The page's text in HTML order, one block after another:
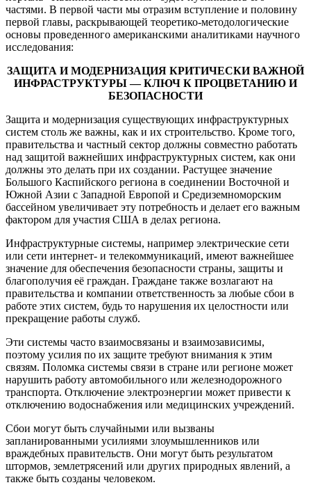
частями. В первой части мы отразим вступление и половину
первой главы, раскрывающей теоретико-методологические
основы проведенного американскими аналитиками научного
исследования:
ЗАЩИТА И МОДЕРНИЗАЦИЯ КРИТИЧЕСКИ ВАЖНОЙ
ИНФРАСТРУКТУРЫ — КЛЮЧ К ПРОЦВЕТАНИЮ И
БЕЗОПАСНОСТИ
Защита и модернизация существующих инфраструктурных
систем столь же важны, как и их строительство. Кроме того,
правительства и частный сектор должны совместно работать
над защитой важнейших инфраструктурных систем, как они
должны это делать при их создании. Растущее значение
Большого Каспийского региона в соединении Восточной и
Южной Азии с Западной Европой и Средиземноморским
бассейном увеличивает эту потребность и делает его важным
фактором для участия США в делах региона.
Инфраструктурные системы, например электрические сети
или сети интернет- и телекоммуникаций, имеют важнейшее
значение для обеспечения безопасности страны, защиты и
благополучия её граждан. Граждане также возлагают на
правительства и компании ответственность за любые сбои в
работе этих систем, будь то нарушения их целостности или
прекращение работы служб.
Эти системы часто взаимосвязаны и взаимозависимы,
поэтому усилия по их защите требуют внимания к этим
связям. Поломка системы связи в стране или регионе может
нарушить работу автомобильного или железнодорожного
транспорта. Отключение электроэнергии может привести к
отключению водоснабжения или медицинских учреждений.
Сбои могут быть случайными или вызваны
запланированными усилиями злоумышленников или
враждебных правительств. Они могут быть результатом
штормов, землетрясений или других природных явлений, а
также быть созданы человеком.